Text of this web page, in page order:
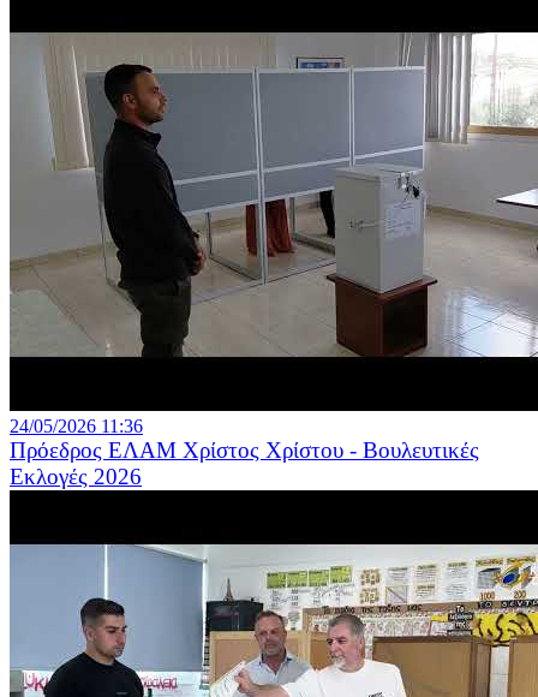
24/05/2026 11:36
Πρόεδρος ΕΛΑΜ Χρίστος Χρίστου - Βουλευτικές
Εκλογές 2026